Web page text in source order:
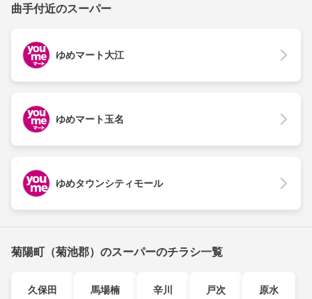
曲手付近のスーパー
ゆめマート大江
ゆめマート玉名
ゆめタウンシティモール
菊陽町（菊池郡）のスーパーのチラシ一覧
久保田 馬場楠 辛川 戸次 原水